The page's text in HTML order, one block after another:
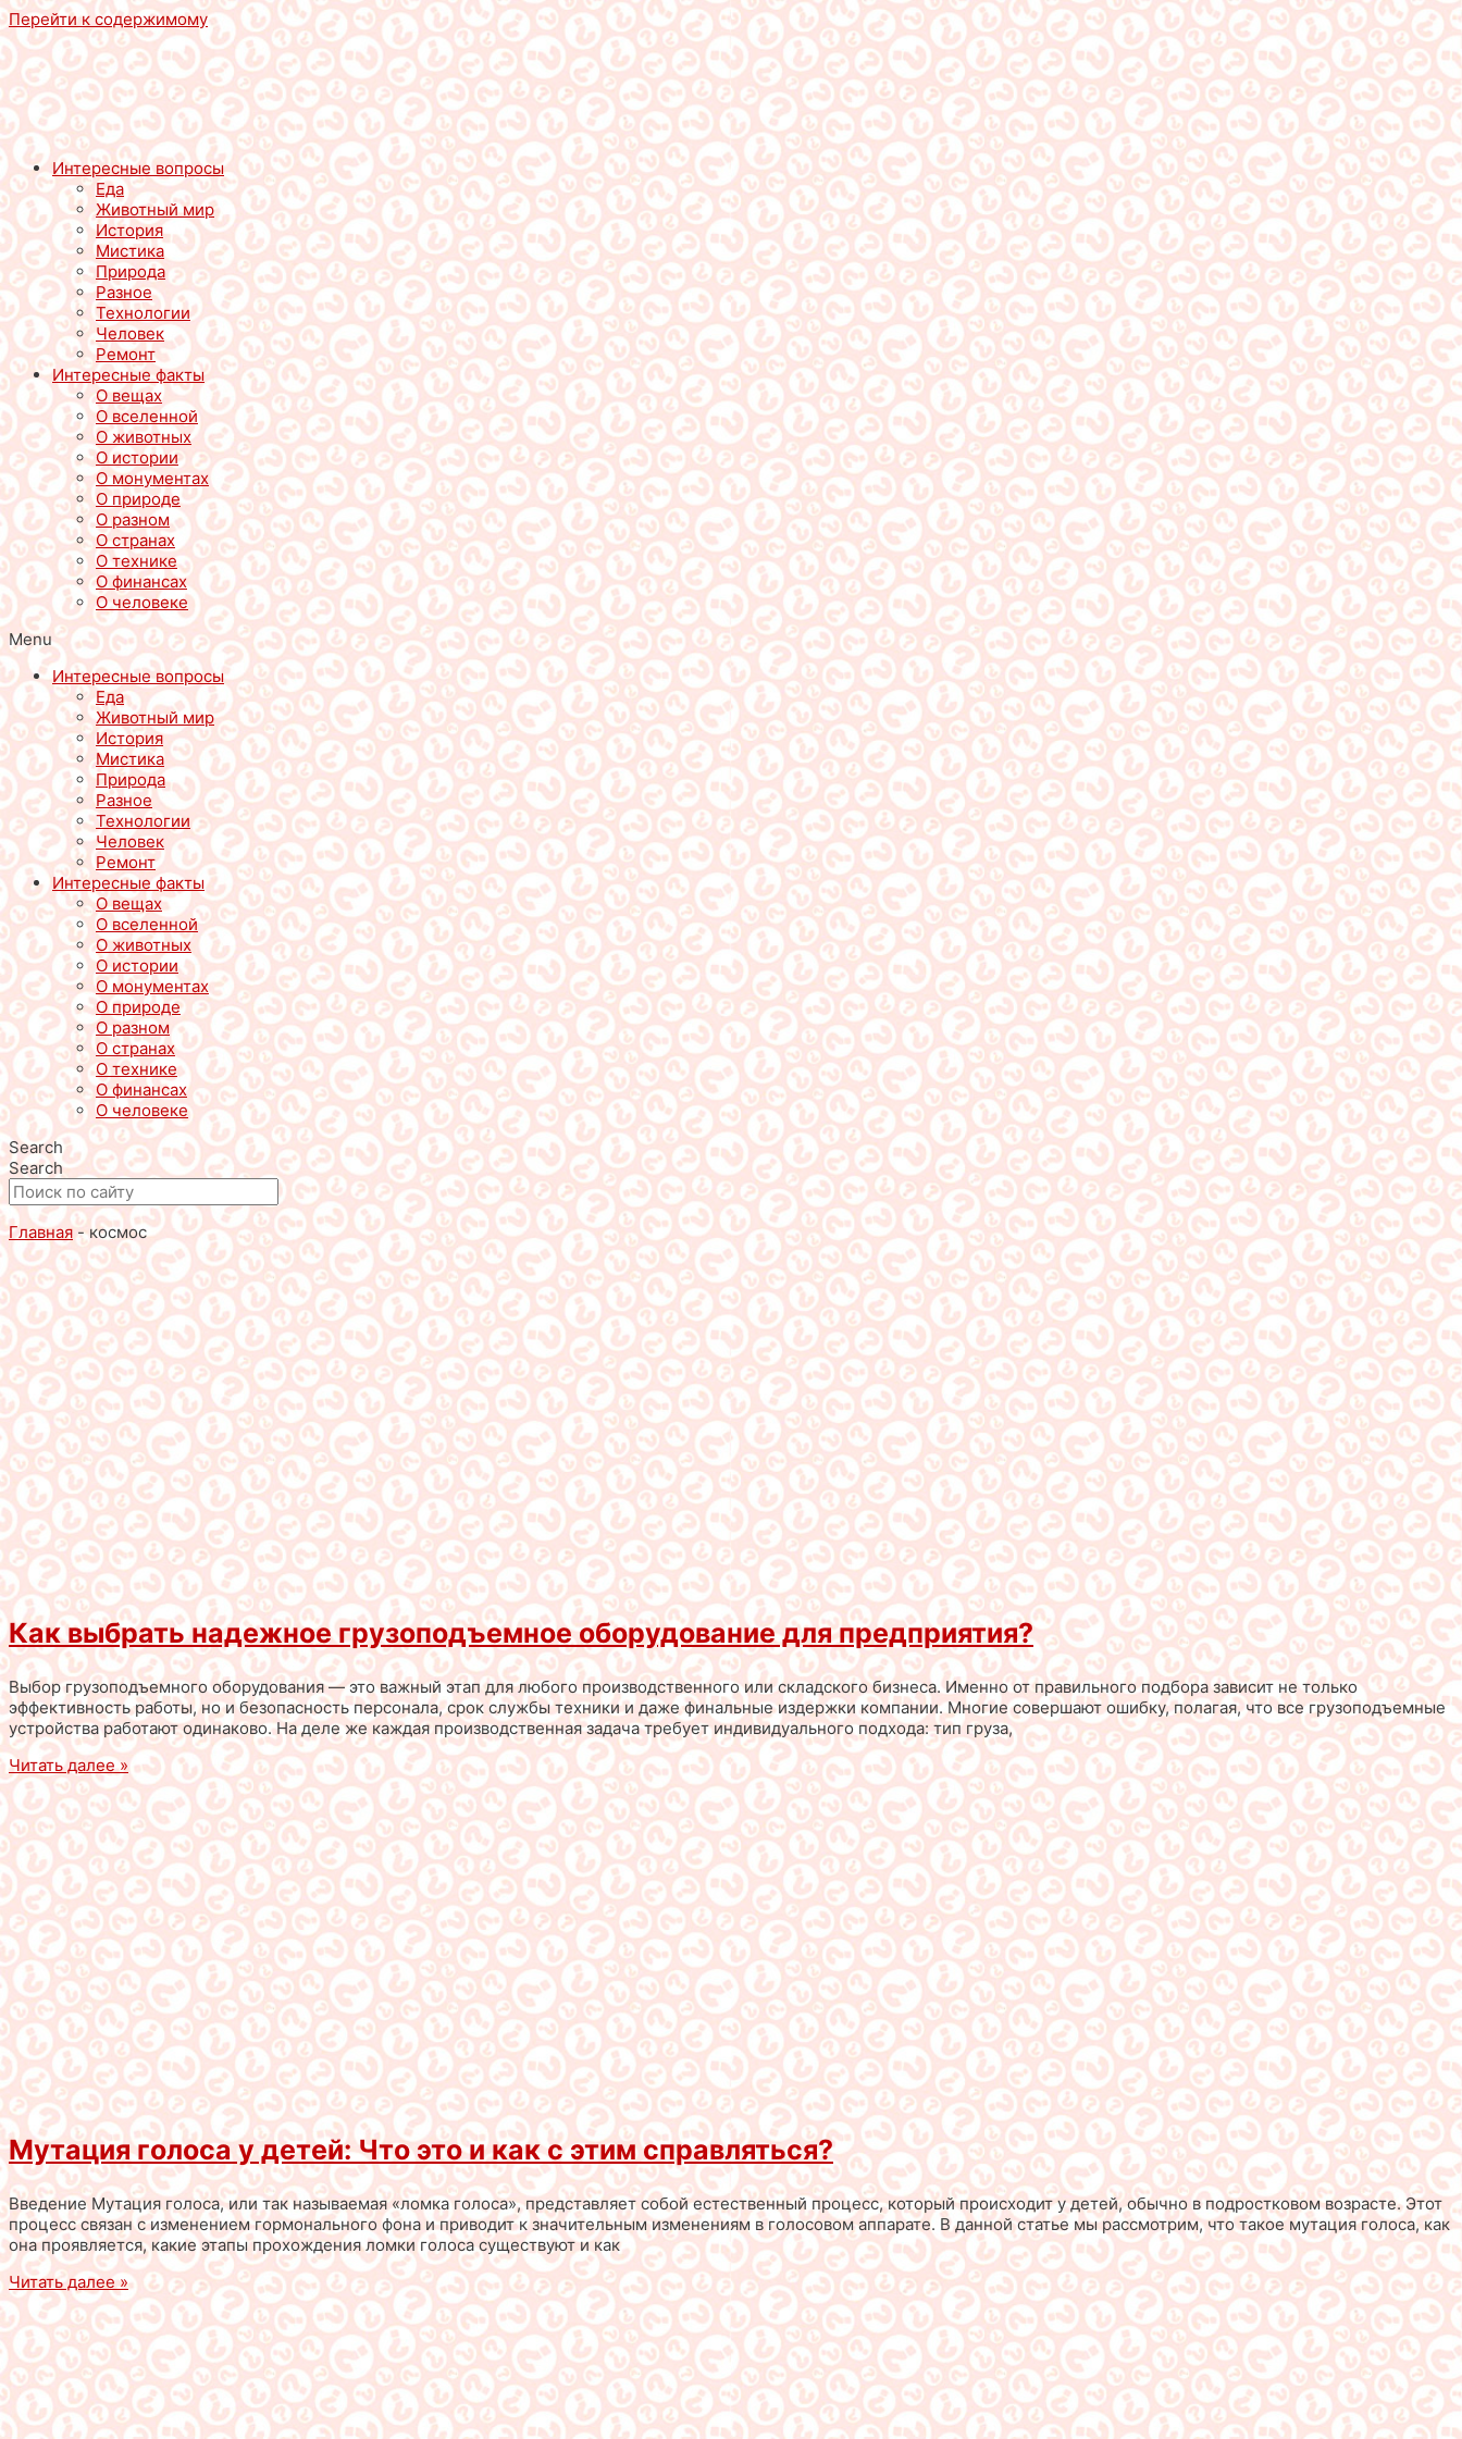
Перейти к содержимому
Интересные вопросы
Еда
Животный мир
История
Мистика
Природа
Разное
Технологии
Человек
Ремонт
Интересные факты
О вещах
О вселенной
О животных
О истории
О монументах
О природе
О разном
О странах
О технике
О финансах
О человеке
Menu
Интересные вопросы
Еда
Животный мир
История
Мистика
Природа
Разное
Технологии
Человек
Ремонт
Интересные факты
О вещах
О вселенной
О животных
О истории
О монументах
О природе
О разном
О странах
О технике
О финансах
О человеке
Search
Search
Главная -космос
Как выбрать надежное грузоподъемное оборудование для предприятия?
Выбор грузоподъемного оборудования — это важный этап для любого производственного или складского бизнеса. Именно от правильного подбора зависит не только
эффективность работы, но и безопасность персонала, срок службы техники и даже финальные издержки компании. Многие совершают ошибку, полагая, что все грузоподъемные
устройства работают одинаково. На деле же каждая производственная задача требует индивидуального подхода: тип груза,
Читать далее »
Мутация голоса у детей: Что это и как с этим справляться?
Введение Мутация голоса, или так называемая «ломка голоса», представляет собой естественный процесс, который происходит у детей, обычно в подростковом возрасте. Этот
процесс связан с изменением гормонального фона и приводит к значительным изменениям в голосовом аппарате. В данной статье мы рассмотрим, что такое мутация голоса, как
она проявляется, какие этапы прохождения ломки голоса существуют и как
Читать далее »